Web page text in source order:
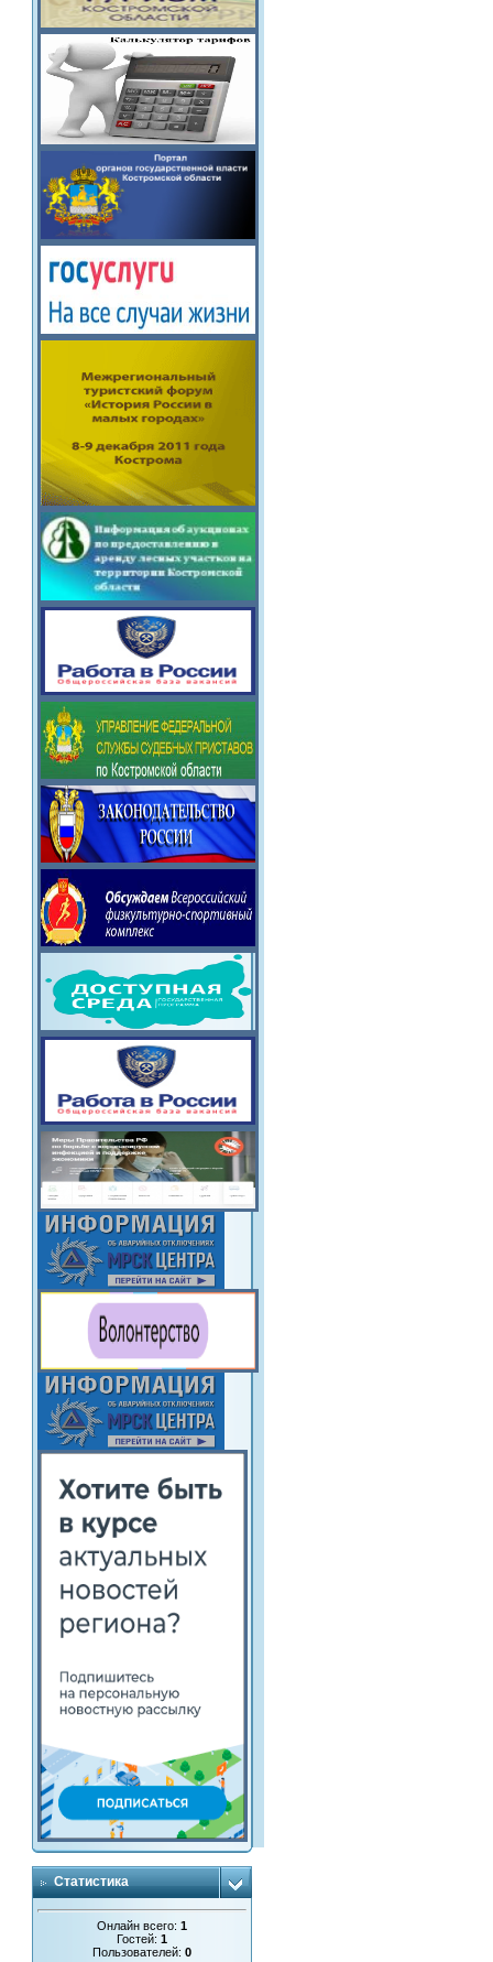
Статистика
Онлайн всего:1
Гостей:1
Пользователей:0